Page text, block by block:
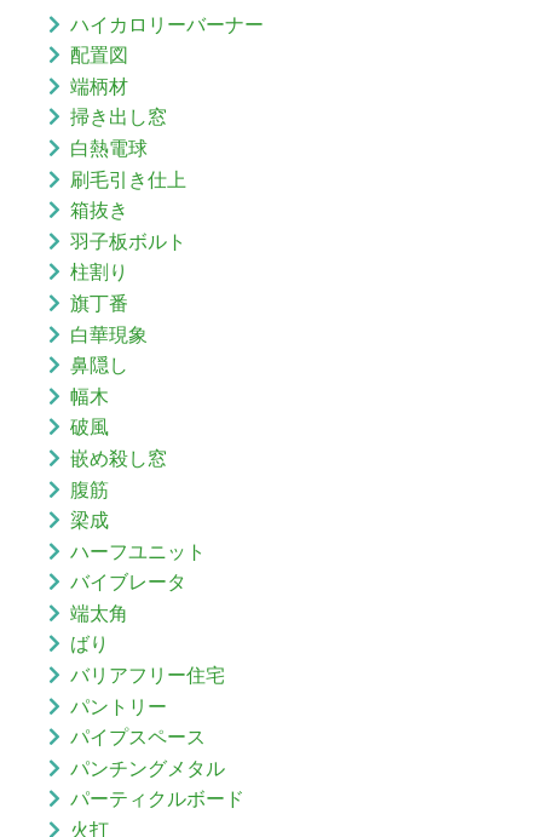
ハイカロリーバーナー
配置図
端柄材
掃き出し窓
白熱電球
刷毛引き仕上
箱抜き
羽子板ボルト
柱割り
旗丁番
白華現象
鼻隠し
幅木
破風
嵌め殺し窓
腹筋
梁成
ハーフユニット
バイブレータ
端太角
ばり
バリアフリー住宅
パントリー
パイプスペース
パンチングメタル
パーティクルボード
火打